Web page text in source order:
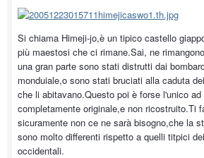
Si chiama Himeji-jo,è un tipico castello
più maestosi che ci rimane.Sai, ne
una gran parte sono stati distrutti dai
monduiale,o sono stati bruciati alla caduta
che li abitavano.Questo poi è forse l'unico ad
completamente originale,e non ricostruito.Ti
sicuramente non ce ne sarà bisogno,che la
sono molto differenti rispetto a quelli titpici
occidentali.